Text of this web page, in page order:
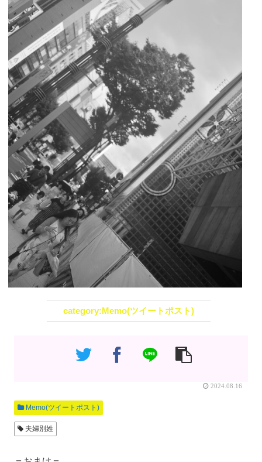
Memo(ツイートポスト)
2024.08.16
Memo(ツイートポスト)
夫婦別姓